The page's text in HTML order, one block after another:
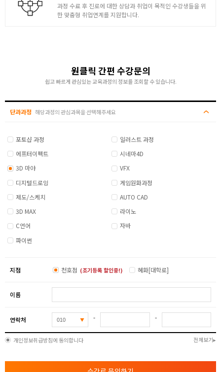
과정 수료 후 진로에 대한 상담과 취업이 목적인 수강생들을 위
한 맞춤형 취업연계를 지원합니다.
원클릭 간편 수강문의
쉽고 빠르게 관심있는 교육과정의 정보를 조회할 수 있습니다.
단과과정 해당과정의 관심과목을 선택해주세요
포토샵 과정
일러스트 과정
에프터이펙트
시네마4D
3D 마야
VFX
디지털드로잉
게임원화과정
제도/스케치
AUTO CAD
3D MAX
라이노
C언어
자바
파이썬
지점 천호점 (조기등록 할인중!) 혜화[대학로]
이름
연락처 - -
개인정보취급방침에 동의합니다 전체보기